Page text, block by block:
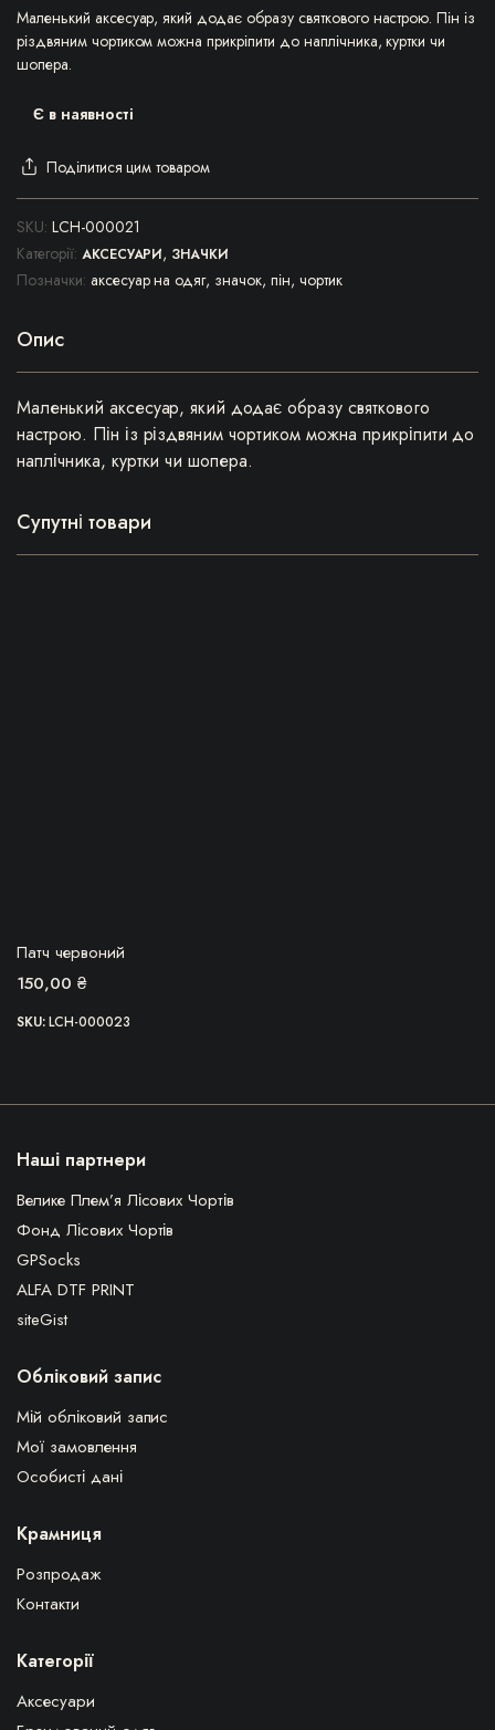
Маленький аксесуар, який додає образу святкового настрою. Пін із
різдвяним чортиком можна прикріпити до наплічника, куртки чи
шопера.
Є в наявності
Поділитися цим товаром
SKU: LCH-000021
Категорії: АКСЕСУАРИ, ЗНАЧКИ
Позначки: аксесуар на одяг, значок, пін, чортик
Опис
Маленький аксесуар, який додає образу святкового
настрою. Пін із різдвяним чортиком можна прикріпити до
наплічника, куртки чи шопера.
Супутні товари
БЕРУ!
Патч червоний
150,00 ₴
SKU:LCH-000023
Наші партнери
Велике Плем’я Лісових Чортів
Фонд Лісових Чортів
GPSocks
ALFA DTF PRINT
siteGist
Обліковий запис
Мій обліковий запис
Мої замовлення
Особисті дані
Крамниця
Розпродаж
Контакти
Категорії
Аксесуари